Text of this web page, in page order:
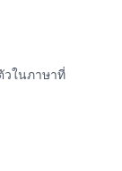
วในภาษาที่